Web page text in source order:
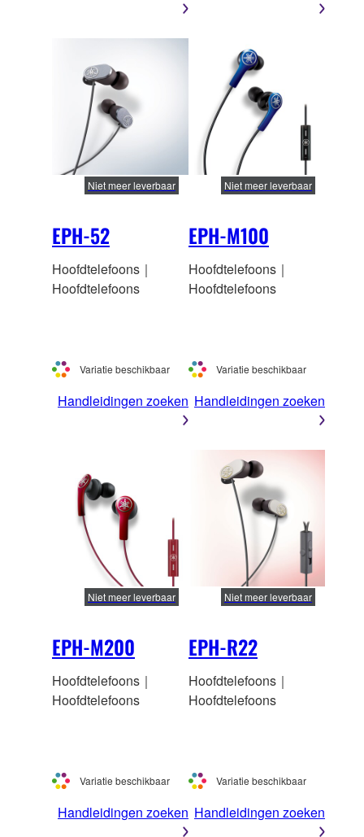
EPH-52
Niet meer leverbaar
Hoofdtelefoons｜
Hoofdtelefoons
Variatie beschikbaar
Handleidingen zoeken
EPH-M100
Niet meer leverbaar
Hoofdtelefoons｜
Hoofdtelefoons
Variatie beschikbaar
Handleidingen zoeken
EPH-M200
Niet meer leverbaar
Hoofdtelefoons｜
Hoofdtelefoons
Variatie beschikbaar
Handleidingen zoeken
EPH-R22
Niet meer leverbaar
Hoofdtelefoons｜
Hoofdtelefoons
Variatie beschikbaar
Handleidingen zoeken